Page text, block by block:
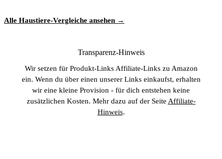
Alle Haustiere-Vergleiche ansehen →
Transparenz-Hinweis
Wir setzen für Produkt-Links Affiliate-Links zu Amazon
ein. Wenn du über einen unserer Links einkaufst, erhalten
wir eine kleine Provision - für dich entstehen keine
zusätzlichen Kosten. Mehr dazu auf der Seite Affiliate-
Hinweis.